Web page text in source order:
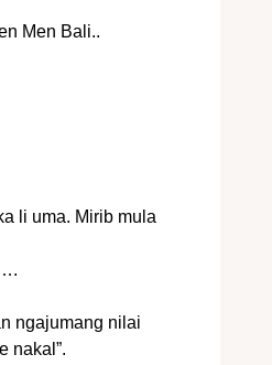
Men Bali..
li uma. Mirib mula
ngajumang nilai
nakal”.